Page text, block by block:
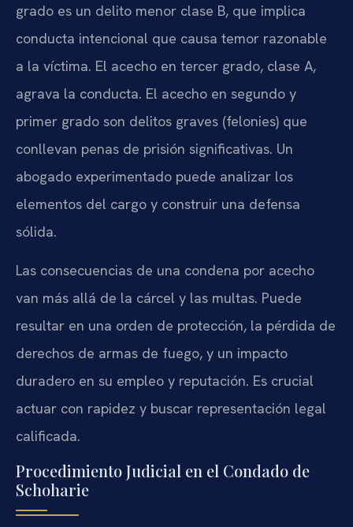
grado es un delito menor clase B, que implica
conducta intencional que causa temor razonable
a la víctima. El acecho en tercer grado, clase A,
agrava la conducta. El acecho en segundo y
primer grado son delitos graves (felonies) que
conllevan penas de prisión significativas. Un
abogado experimentado puede analizar los
elementos del cargo y construir una defensa
sólida.
Las consecuencias de una condena por acecho
van más allá de la cárcel y las multas. Puede
resultar en una orden de protección, la pérdida de
derechos de armas de fuego, y un impacto
duradero en su empleo y reputación. Es crucial
actuar con rapidez y buscar representación legal
calificada.
Procedimiento Judicial en el Condado de
Schoharie